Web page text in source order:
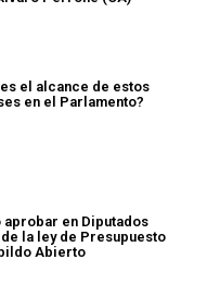
el alcance de estos
en el Parlamento?
en Diputados
la ley de Presupuesto
Abierto